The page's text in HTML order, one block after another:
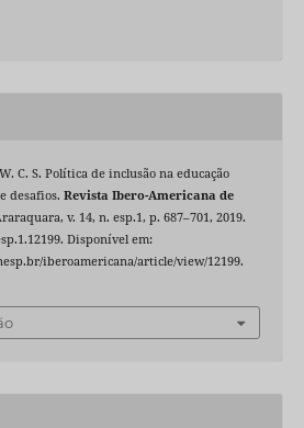
C. S. Política de inclusão na educação
desafios. Revista Ibero-Americana de
v. 14, n. esp.1, p. 687–701, 2019.
Disponível em:
iberoamericana/article/view/12199.